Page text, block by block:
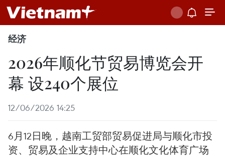
经济
2026年顺化节贸易博览会开
幕 设240个展位
12/06/2026 14:25
6月12日晚，越南工贸部贸易促进局与顺化市投
资、贸易及企业支持中心在顺化文化体育广场